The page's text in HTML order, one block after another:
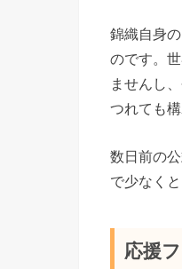
錦織自身
のです。
ませんし
つれても
数日前の
で少なく
応援